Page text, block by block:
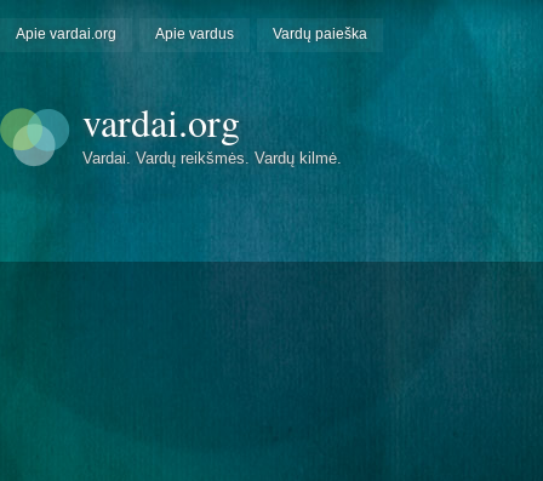
Apie vardai.org Apie vardus Vardų paieška
vardai.org
Vardai. Vardų reikšmės. Vardų kilmė.